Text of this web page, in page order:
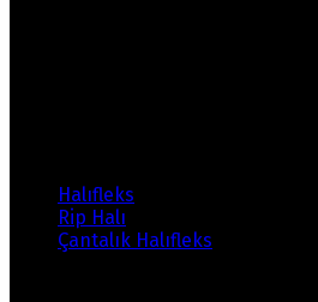
Halıfleks
Rip Halı
Çantalık Halıfleks